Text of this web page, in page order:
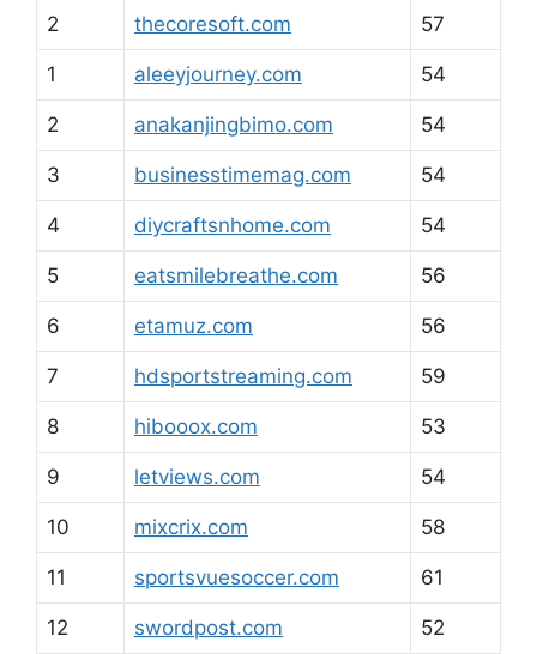
2 thecoresoft.com 57
1 aleeyjourney.com 54
2 anakanjingbimo.com 54
3 businesstimemag.com 54
4 diycraftsnhome.com 54
5 eatsmilebreathe.com 56
6 etamuz.com 56
7 hdsportstreaming.com 59
8 hibooox.com 53
9 letviews.com 54
10 mixcrix.com 58
11 sportsvuesoccer.com 61
12 swordpost.com 52